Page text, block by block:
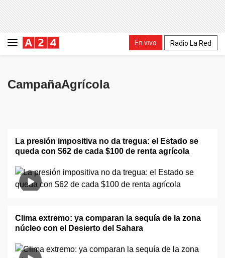
En vivo Radio La Red
CampañaAgrícola
La presión impositiva no da tregua: el Estado se
queda con $62 de cada $100 de renta agrícola
Clima extremo: ya comparan la sequía de la zona
núcleo con el Desierto del Sahara